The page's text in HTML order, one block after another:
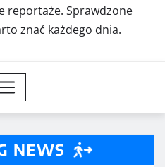
reportaże. Sprawdzone
znać każdego dnia.
NEWS